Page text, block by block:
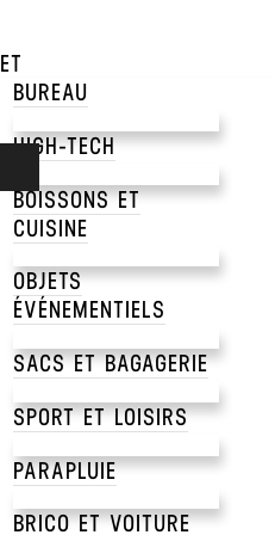
BUREAU
HIGH-TECH
BOISSONS ET
CUISINE
OBJETS
ÉVÉNEMENTIELS
SACS ET BAGAGERIE
SPORT ET LOISIRS
PARAPLUIE
BRICO ET VOITURE
PRODUITS